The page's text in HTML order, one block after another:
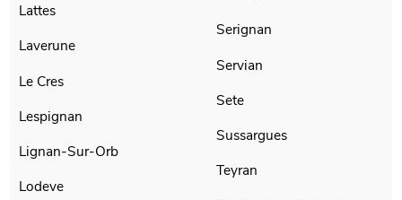
Lattes
Laverune
Le Cres
Lespignan
Lignan-Sur-Orb
Lodeve
Serignan
Servian
Sete
Sussargues
Teyran